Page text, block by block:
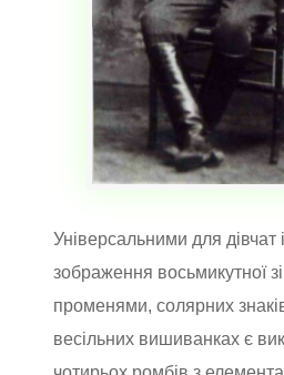
Універсальними для дівчат
зображення восьмикутної
променями, солярних
весільних вишиванках є